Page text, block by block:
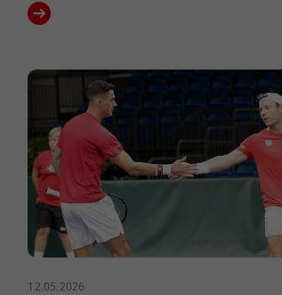
12.05.2026